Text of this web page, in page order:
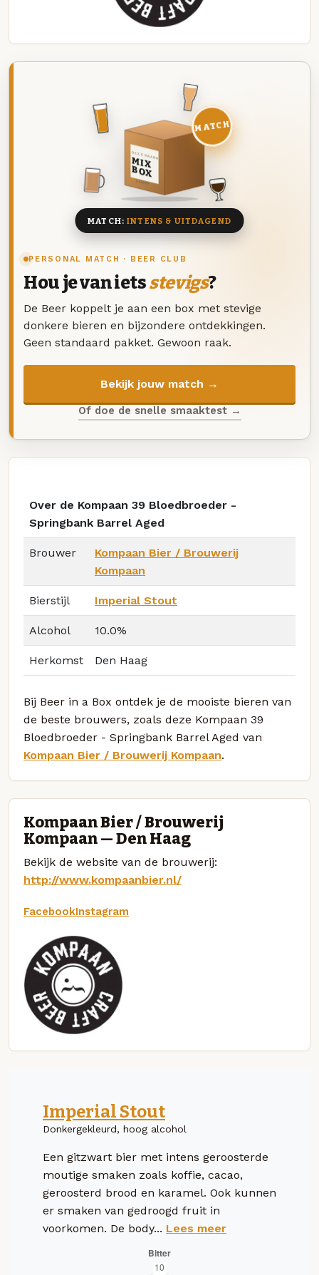
PERSONAL MATCH · BEER CLUB
Hou je van ietsstevigs?
De Beer koppelt je aan een box met stevige
donkere bieren en bijzondere ontdekkingen.
Geen standaard pakket. Gewoon raak.
Bekijk jouw match →
Of doe de snelle smaaktest →
DEZE MAAND
MIX
BOX
8 BIEREN
MATCH
MATCH:INTENS & UITDAGEND
Over de Kompaan 39 Bloedbroeder -
Springbank Barrel Aged
Brouwer
Kompaan Bier / Brouwerij
Kompaan
Bierstijl Imperial Stout
Alcohol 10.0%
Herkomst Den Haag
Bij Beer in a Box ontdek je de mooiste bieren van
de beste brouwers, zoals deze Kompaan 39
Bloedbroeder - Springbank Barrel Aged van
Kompaan Bier / Brouwerij Kompaan.
Kompaan Bier / Brouwerij
Kompaan — Den Haag
Bekijk de website van de brouwerij:
http://www.kompaanbier.nl/
FacebookInstagram
Imperial Stout
Donkergekleurd, hoog alcohol
Een gitzwart bier met intens geroosterde
moutige smaken zoals koffie, cacao,
geroosterd brood en karamel. Ook kunnen
er smaken van gedroogd fruit in
voorkomen. De body... Lees meer